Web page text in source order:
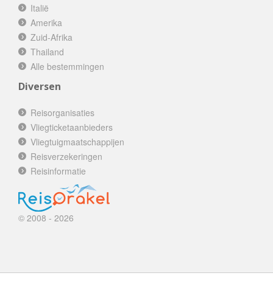
Italië
Amerika
Zuid-Afrika
Thailand
Alle bestemmingen
Diversen
Reisorganisaties
Vliegticketaanbieders
Vliegtuigmaatschappijen
Reisverzekeringen
Reisinformatie
© 2008 - 2026